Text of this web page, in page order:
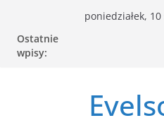
treści
poniedziałek,
Ostatnie
wpisy: